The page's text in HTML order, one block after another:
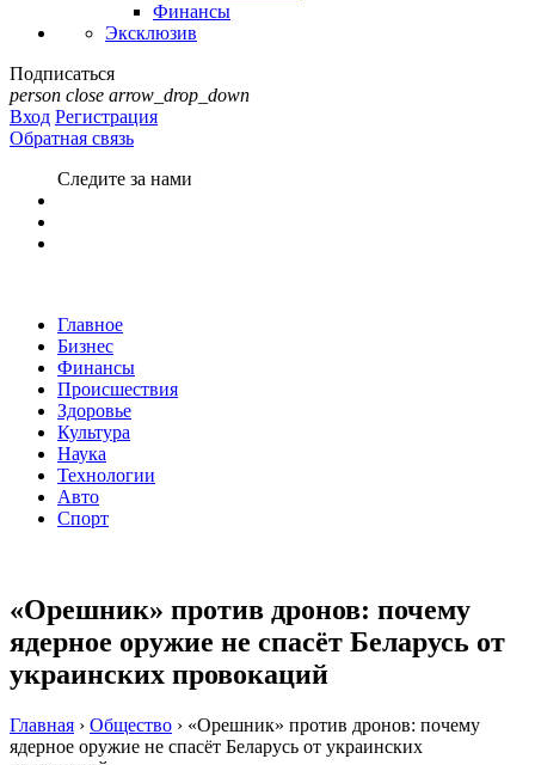
Финансы
Эксклюзив
Подписаться
person close arrow_drop_down
Вход Регистрация
Обратная связь
Следите за нами
Главное
Бизнес
Финансы
Происшествия
Здоровье
Культура
Наука
Технологии
Авто
Спорт
«Орешник» против дронов: почему
ядерное оружие не спасёт Беларусь от
украинских провокаций
Главная › Общество › «Орешник» против дронов: почему
ядерное оружие не спасёт Беларусь от украинских